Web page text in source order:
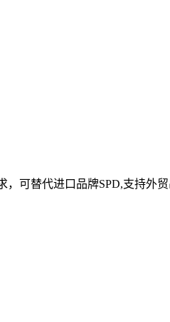
可替代进口品牌SPD,支持外